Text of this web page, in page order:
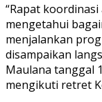
“Rapat
mengetahui
menjalankan
disampaikan
Maulana tanggal
mengikuti retret